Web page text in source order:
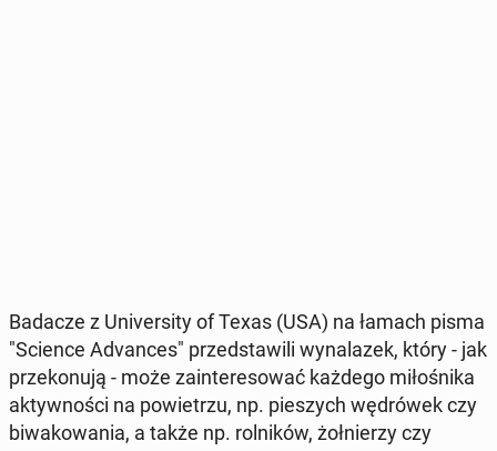
Badacze z Uni­ver­si­ty of Texas (USA) na łamach pisma
"Science Ad­van­ces" przed­sta­wi­li wy­na­la­zek, który - jak
prze­ko­nu­ją - może za­in­te­re­so­wać każdego mi­ło­śni­ka
ak­tyw­no­ści na po­wie­trzu, np. pie­szych wę­dró­wek czy
bi­wa­ko­wa­nia, a także np. rol­ni­ków, żoł­nie­rzy czy